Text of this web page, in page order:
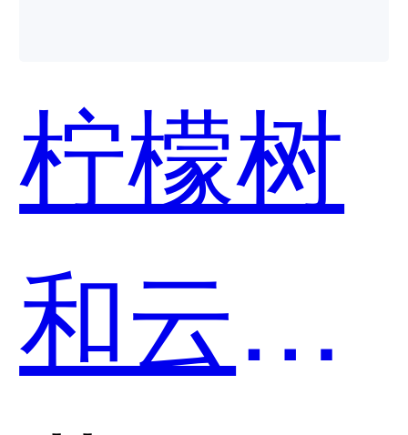
个好
用？
柠檬树
和云报